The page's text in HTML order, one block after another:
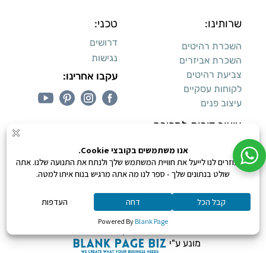
שרותינו:
השכרת רהיטים
השכרת אביזרים
צביעת רהיטים
לקוחות עסקיים
עיצוב פנים
עיצוב דירות למכירה:
טכני:
דרושים
נגישות
עקבו אחרינו:
קנייה מאובטחת
מונע ע"י